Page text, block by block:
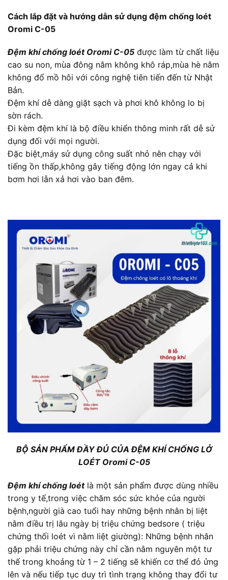
Cách lắp đặt và hướng dẫn sử dụng đệm chống loét
Oromi C-05
Đệm khí chống loét Oromi C-05 được làm từ chất liệu
cao su non, mùa đông nằm không khô ráp,mùa hè nằm
không đổ mồ hôi với công nghệ tiên tiến đến từ Nhật
Bản.
Đệm khí dễ dàng giặt sạch và phơi khô không lo bị
sờn rách.
Đi kèm đệm khí là bộ điều khiển thông minh rất dễ sử
dụng đối với mọi người.
Đặc biệt,máy sử dụng công suất nhỏ nên chạy với
tiếng ồn thấp,không gây tiếng động lớn ngay cả khi
bơm hơi lẫn xả hơi vào ban đêm.
BỘ SẢN PHẨM ĐẦY ĐỦ CỦA ĐỆM KHÍ CHỐNG LỞ
LOÉT Oromi C-05
Đệm khí chống loétlà một sản phẩm được dùng nhiều
trong y tế,trong việc chăm sóc sức khỏe của người
bệnh,người già cao tuổi hay những bệnh nhân bị liệt
nằm điều trị lâu ngày bị triệu chứng bedsore ( triệu
chứng thối loét vì nằm liệt giường): Những bệnh nhân
gặp phải triệu chứng này chỉ cần nằm nguyên một tư
thế trong khoảng từ 1 – 2 tiếng sẽ khiến cơ thể đỏ ửng
lên và nếu tiếp tục duy trì tình trạng không thay đổi tư